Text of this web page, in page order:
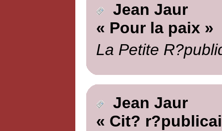
Jean Jaur
« Pour la paix »
La Petite
Jean Jaur
« Cit?